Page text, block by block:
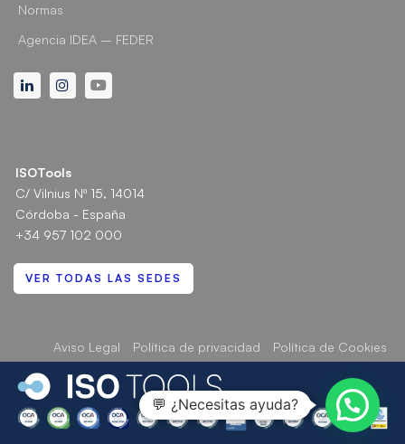
Normas
Agencia IDEA – FEDER
LinkedinInstagramYoutube
ISOTools
C/ Vilnius Nº 15, 14014
Córdoba - España
+34 957 102 000
VER TODAS LAS SEDES
Aviso Legal Política de privacidad Política de Cookies
💬 ¿Necesitas ayuda?